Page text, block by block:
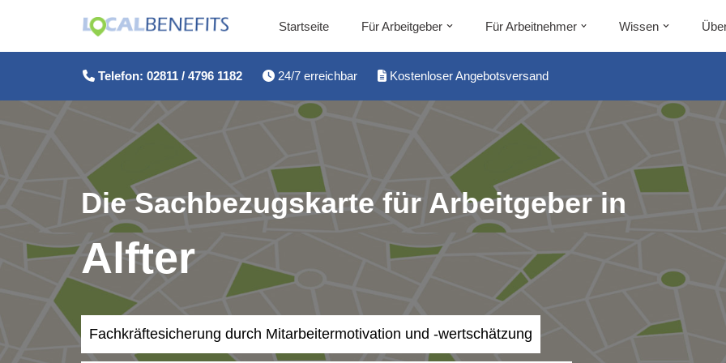
Startseite Für Arbeitgeber Für Arbeitnehmer Wissen
Telefon: 02811 / 4796 1182 24/7 erreichbar Kostenloser Angebotsversand
Die Sachbezugskarte für Arbeitgeber in
Alfter
Fachkräftesicherung durch Mitarbeitermotivation und -wertschätzung